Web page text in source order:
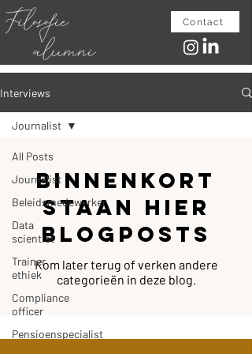
Contact
Interviews
All Posts
Journalist
Beleidsmedewerker
Data
scientist
Trainer
ethiek
Compliance
officer
Pensioenspecialist
Journalist
Binnenkort
staan hier
blogposts
Kom later terug of verken andere
categorieën in deze blog.